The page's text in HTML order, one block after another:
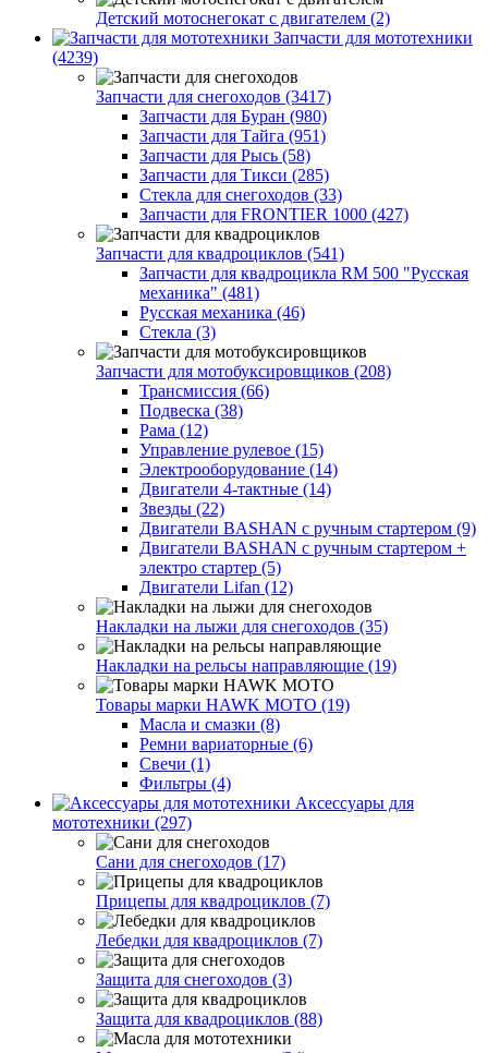
Детский мотоснегокат с двигателем (2)
Запчасти для мототехники
(4239)
Запчасти для снегоходов (3417)
Запчасти для Буран (980)
Запчасти для Тайга (951)
Запчасти для Рысь (58)
Запчасти для Тикси (285)
Стекла для снегоходов (33)
Запчасти для FRONTIER 1000 (427)
Запчасти для квадроциклов (541)
Запчасти для квадроцикла RM 500 "Русская
механика" (481)
Русская механика (46)
Стекла (3)
Запчасти для мотобуксировщиков (208)
Трансмиссия (66)
Подвеска (38)
Рама (12)
Управление рулевое (15)
Электрооборудование (14)
Двигатели 4-тактные (14)
Звезды (22)
Двигатели BASHAN с ручным стартером (9)
Двигатели BASHAN с ручным стартером +
электро стартер (5)
Двигатели Lifan (12)
Накладки на лыжи для снегоходов (35)
Накладки на рельсы направляющие (19)
Товары марки HAWK MOTO (19)
Масла и смазки (8)
Ремни вариаторные (6)
Свечи (1)
Фильтры (4)
Аксессуары для
мототехники (297)
Сани для снегоходов (17)
Прицепы для квадроциклов (7)
Лебедки для квадроциклов (7)
Защита для снегоходов (3)
Защита для квадроциклов (88)